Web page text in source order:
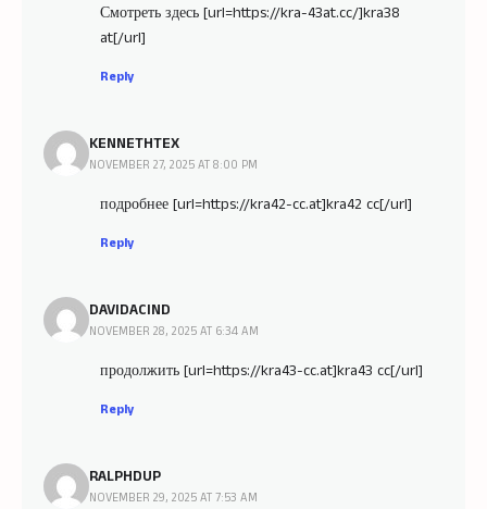
Смотреть здесь [url=https://kra-43at.cc/]kra38
at[/url]
Reply
KENNETHTEX
NOVEMBER 27, 2025 AT 8:00 PM
подробнее [url=https://kra42-cc.at]kra42 cc[/url]
Reply
DAVIDACIND
NOVEMBER 28, 2025 AT 6:34 AM
продолжить [url=https://kra43-cc.at]kra43 cc[/url]
Reply
RALPHDUP
NOVEMBER 29, 2025 AT 7:53 AM